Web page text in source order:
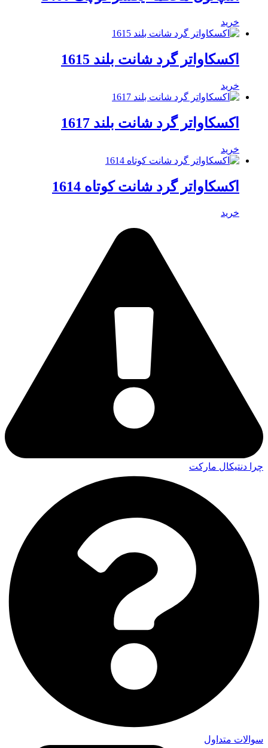
خرید
اکسکاواتر گرد شانت بلند 1615
خرید
اکسکاواتر گرد شانت بلند 1617
خرید
اکسکاواتر گرد شانت کوتاه 1614
خرید
چرا دنتیکال مارکت
سوالات متداول